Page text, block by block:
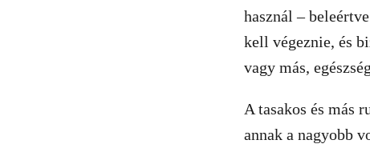
használ –
kell végeznie, és
vagy más,
A tasakos és más
annak a nagyobb